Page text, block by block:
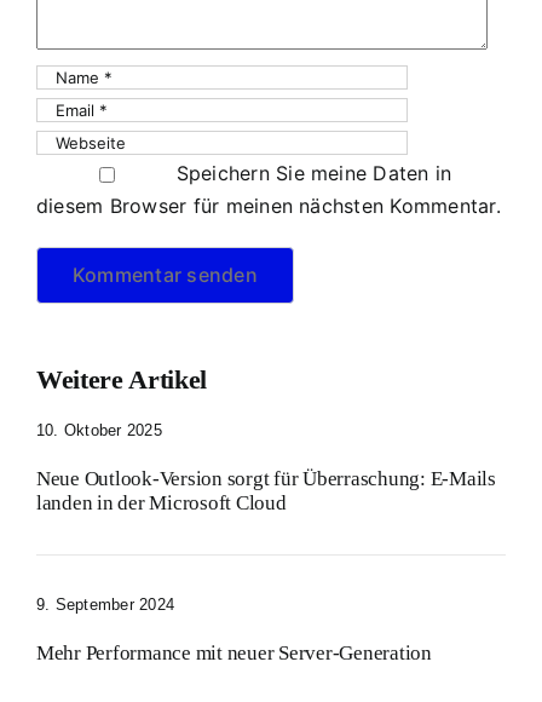
Speichern Sie meine Daten in
diesem Browser für meinen nächsten Kommentar.
Weitere Artikel
10. Oktober 2025
Neue Outlook-Version sorgt für Überraschung: E-Mails
landen in der Microsoft Cloud
9. September 2024
Mehr Performance mit neuer Server-Generation